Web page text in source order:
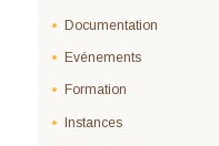
Documentation
Evénements
Formation
Instances